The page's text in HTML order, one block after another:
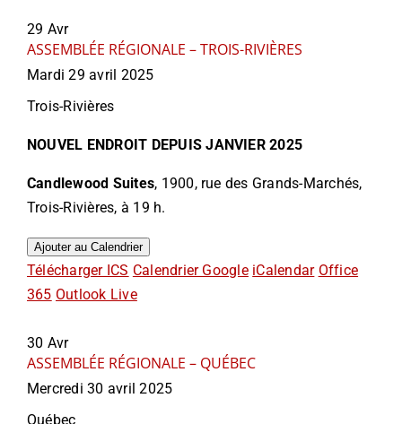
29 Avr
ASSEMBLÉE RÉGIONALE – TROIS-RIVIÈRES
Mardi 29 avril 2025
Trois-Rivières
NOUVEL ENDROIT DEPUIS JANVIER 2025
Candlewood Suites, 1900, rue des Grands-Marchés,
Trois-Rivières, à 19 h.
Ajouter au Calendrier
Télécharger ICS Calendrier Google iCalendar Office
365 Outlook Live
30 Avr
ASSEMBLÉE RÉGIONALE – QUÉBEC
Mercredi 30 avril 2025
Québec